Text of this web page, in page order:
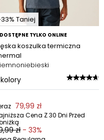
Taniej
DOSTĘPNE TYLKO ONLINE
koszulka termiczna
kolory
79,99 zł
Cena Z 30 Dni Przed
zł - 33%